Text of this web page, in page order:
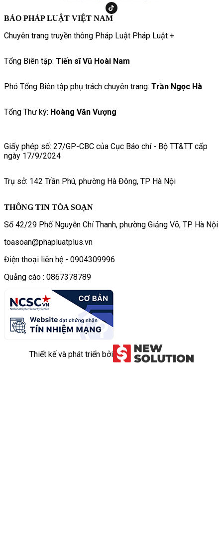
BÁO PHÁP LUẬT VIỆT NAM
Chuyên trang truyền thông Pháp Luật Pháp Luật +
Tổng Biên tập: Tiến sĩ Vũ Hoài Nam
Phó Tổng Biên tập phụ trách chuyên trang: Trần Ngọc Hà
Tổng Thư ký: Hoàng Văn Vượng
Giấy phép số: 27/GP-CBC của Cục Báo chí - Bộ TT&TT cấp
ngày 17/9/2024
Trụ sở: 142 Trần Phú, phường Hà Đông, TP Hà Nội
THÔNG TIN TÒA SOẠN
Số 42/29 Phố Nguyễn Chí Thanh, phường Giảng Võ, TP. Hà Nội
toasoan@phapluatplus.vn
Điện thoại liên hệ - 0904309996
Quảng cáo : 0867378789
Thiết kế và phát triển bởi